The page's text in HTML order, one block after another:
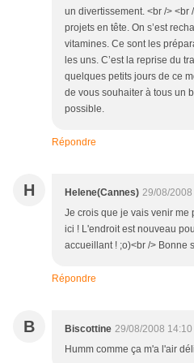
un divertissement. <br /> <br
projets en tête. On s’est
vitamines. Ce sont les
les uns. C’est la reprise du
quelques petits jours de ce
de vous souhaiter à tous un
possible.
Répondre
H Helene(Cannes) 29/08/2008
Je crois que je vais venir me
ici ! L'endroit est nouveau
accueillant ! ;o)<br /> Bonne
Répondre
B Biscottine 29/08/2008 14:10
Humm comme ça m'a l'air